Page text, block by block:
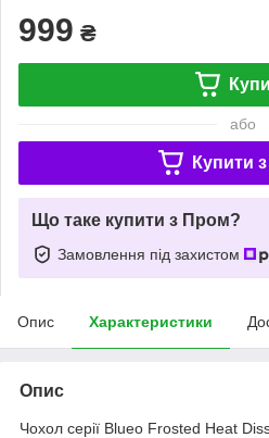
999 ₴
або
Купити з
Що таке купити з Пром?
Замовлення під захистом
Опис Характеристики
Опис
Чохол серії Blueo Frosted Heat